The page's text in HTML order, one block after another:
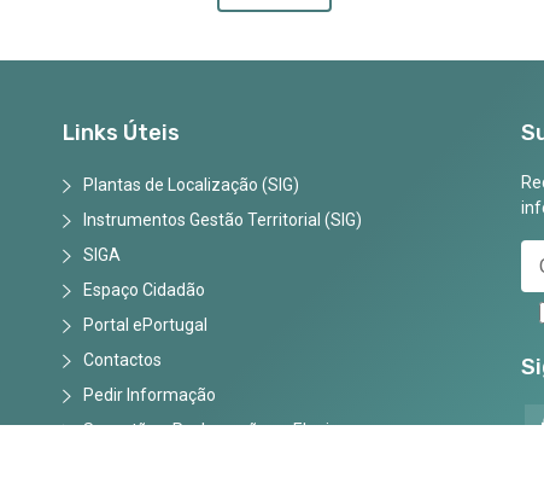
Links Úteis
Plantas de Localização (SIG)
Instrumentos Gestão Territorial (SIG)
SIGA
Espaço Cidadão
Portal ePortugal
Contactos
Pedir Informação
Sugestões, Reclamações e Elogios